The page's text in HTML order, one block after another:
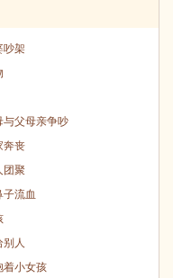
吵架
与父母亲争吵
奔丧
团聚
子流血
别人
着小女孩